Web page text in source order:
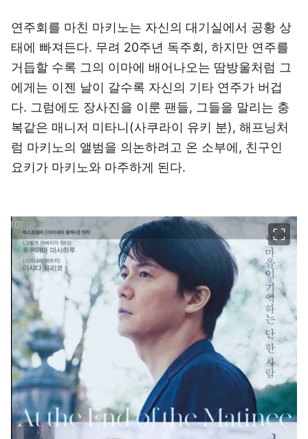
연주회를 마친 마키노는 자신의 대기실에서 공황 상
태에 빠져든다. 무려 20주년 독주회, 하지만 연주를
거듭할 수록 그의 이마에 배어나오는 땀방울처럼 그
에게는 이젠 날이 갈수록 자신의 기타 연주가 버겁
다. 그럼에도 장사진을 이룬 팬들, 그들을 말리는 충
복같은 매니저 미타니(사쿠라이 유키 분), 해프닝처
럼 마키노의 앨범을 의논하려고 온 소부에, 친구인
요키가 마키노와 마주하게 된다.